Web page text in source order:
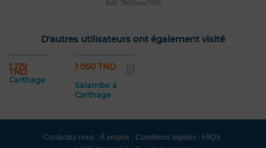
Réf: TND1ws7951
D'autres utilisateurs ont également visité
1 179
TND
Carthage
1 050 TND 63
m²
Salambo à
Carthage
Contactez-nous À propos Conditions légales FAQ's